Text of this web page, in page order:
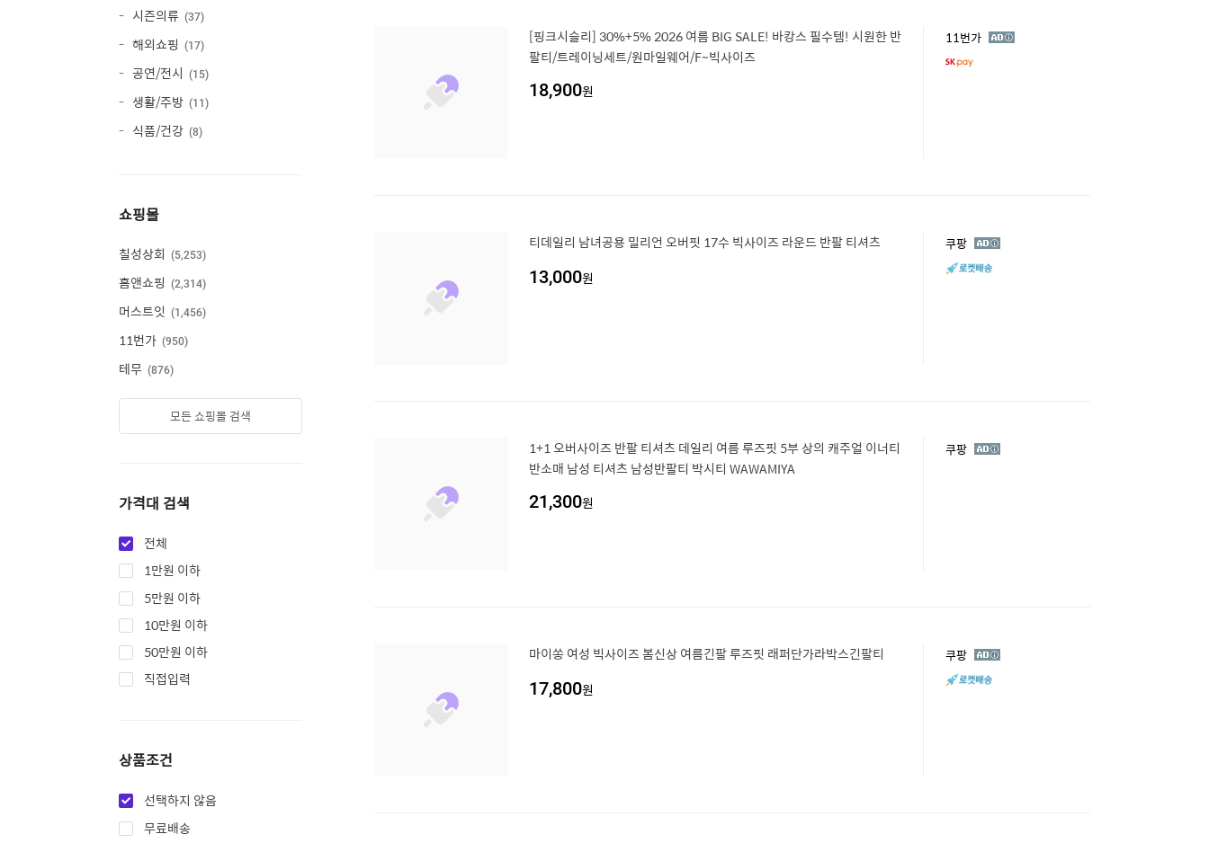
시즌의류 37
해외쇼핑 17
공연/전시 15
생활/주방 11
식품/건강 8
쇼핑몰
칠성상회 5,253
홈앤쇼핑 2,314
머스트잇 1,456
11번가 950
테무 876
모든 쇼핑몰 검색
가격대 검색
전체
1만원 이하
5만원 이하
10만원 이하
50만원 이하
직접입력
상품조건
선택하지 않음
무료배송
[핑크시슬리] 30%+5% 2026 여름 BIG SALE! 바캉스 필수템! 시원한 반
팔티/트레이닝세트/원마일웨어/F~빅사이즈
18,900원
11번가 광
티데일리 남녀공용 밀리언 오버핏 17수 빅사이즈 라운드 반팔 티셔츠
13,000원
쿠팡 광
고
1+1 오버사이즈 반팔 티셔츠 데일리 여름 루즈핏 5부 상의 캐주얼 이너티
반소매 남성 티셔츠 남성반팔티 박시티 WAWAMIYA
21,300원
쿠팡 광
마이쏭 여성 빅사이즈 봄신상 여름긴팔 루즈핏 래퍼단가라박스긴팔티
17,800원
쿠팡 광
고